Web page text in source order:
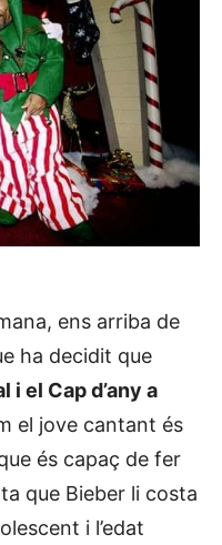
ens arriba de
ha decidit que
i el Cap d’any a
el jove cantant és
és capaç de fer
que Bieber li costa
i l’edat